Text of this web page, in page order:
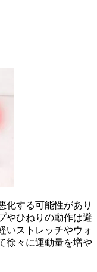
化する可能性があり
やひねりの動作は避
いストレッチやウォ
徐々に運動量を増や